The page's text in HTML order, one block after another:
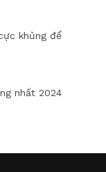
khủng để
nhất 2024